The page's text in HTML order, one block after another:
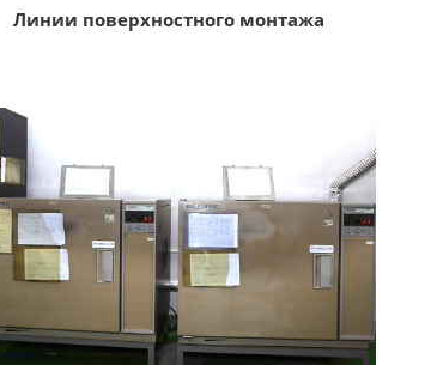
Линии поверхностного монтажа